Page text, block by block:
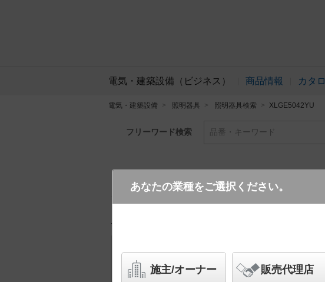
電気・建築設備（ビジネス） 商品情報 カタ
電気・建築設備 照明器具 照明器具検索 XLGE5042YU
フリーワード検索 品番・キーワード
XLGE5042YU
あなたの業種をご選択ください。
施主/オーナー 販売代理店